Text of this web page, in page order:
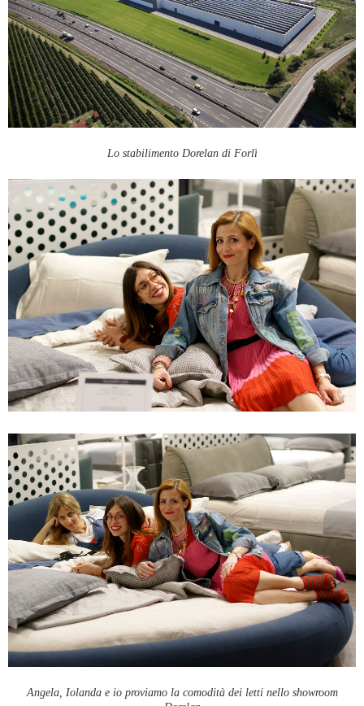
Lo stabilimento Dorelan di Forlì
Angela, Iolanda e io proviamo la comodità dei letti nello showroom